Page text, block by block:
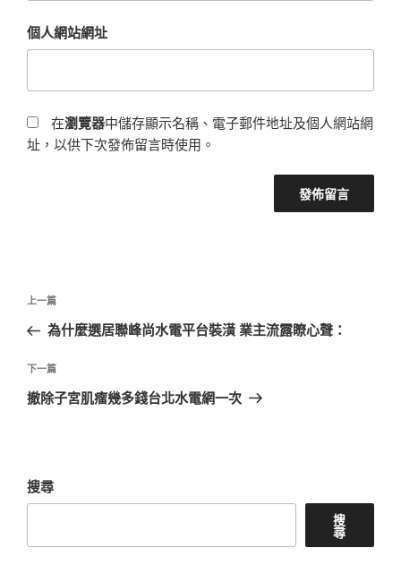
個人網站網址
在瀏覽器中儲存顯示名稱、電子郵件地址及個人網站網
址，以供下次發佈留言時使用。
文
導
覽
上
一
文
章
上一篇
為什麼選居聯峰尚水電平台裝潢 業主流露瞭心聲：
下
一
下一篇
撤除子宮肌瘤幾多錢台北水電網一次
搜尋
搜
尋